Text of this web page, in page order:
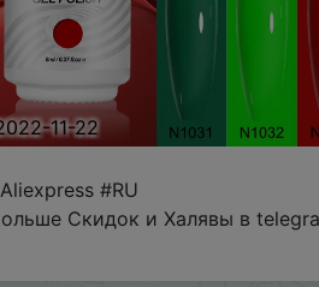
11-22
#RU
Скидок и Халявы в